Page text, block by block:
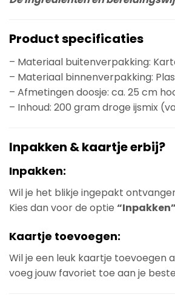
Product specificaties
– Materiaal buitenverpakking:
– Materiaal binnenverpakking:
– Afmetingen doosje: ca. 25 cm
– Inhoud: 200 gram droge ijsmix
Inpakken & kaartje erbij?
Inpakken:
Wil je het blikje ingepakt
Kies dan voor de optie “Inpakken”
Kaartje toevoegen:
Wil je een leuk kaartje toevoegen
voeg jouw favoriet toe aan je